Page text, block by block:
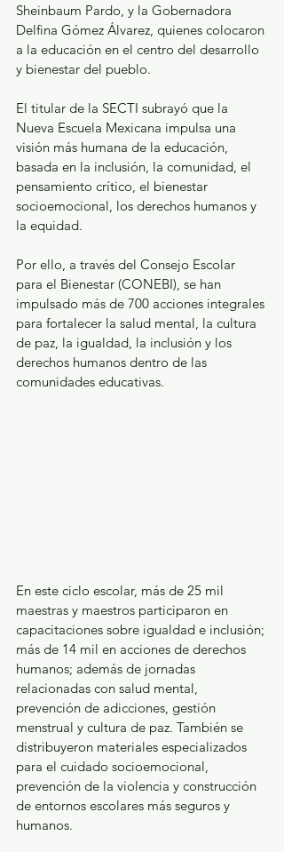
Sheinbaum Pardo, y la Gobernadora
Delfina Gómez Álvarez, quienes colocaron
a la educación en el centro del desarrollo
y bienestar del pueblo.
El titular de la SECTI subrayó que la
Nueva Escuela Mexicana impulsa una
visión más humana de la educación,
basada en la inclusión, la comunidad, el
pensamiento crítico, el bienestar
socioemocional, los derechos humanos y
la equidad.
Por ello, a través del Consejo Escolar
para el Bienestar (CONEBI), se han
impulsado más de 700 acciones integrales
para fortalecer la salud mental, la cultura
de paz, la igualdad, la inclusión y los
derechos humanos dentro de las
comunidades educativas.
En este ciclo escolar, más de 25 mil
maestras y maestros participaron en
capacitaciones sobre igualdad e inclusión;
más de 14 mil en acciones de derechos
humanos; además de jornadas
relacionadas con salud mental,
prevención de adicciones, gestión
menstrual y cultura de paz. También se
distribuyeron materiales especializados
para el cuidado socioemocional,
prevención de la violencia y construcción
de entornos escolares más seguros y
humanos.